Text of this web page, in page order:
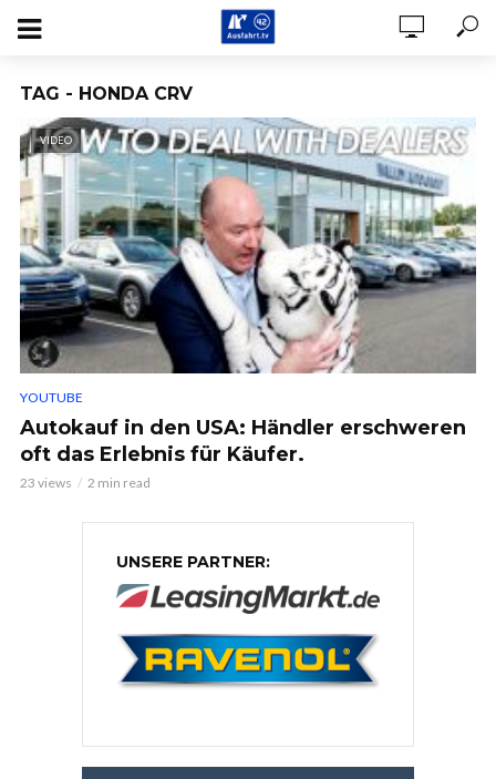
TAG - HONDA CRV
VIDEO
YOUTUBE
Autokauf in den USA: Händler erschweren
oft das Erlebnis für Käufer.
23 views 2 min read
UNSERE PARTNER: